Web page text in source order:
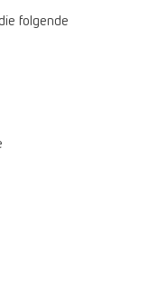
folgende